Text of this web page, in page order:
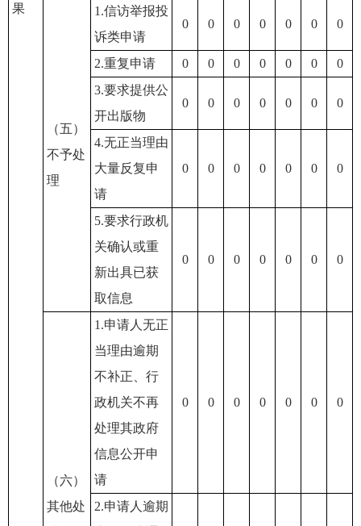
果
（五）
不予处
理
1.信访举报投
诉类申请
0 0 0 0 0 0 0
2.重复申请 0 0 0 0 0 0
0
3.要求提供公
开出版物
0 0 0 0 0 0 0
4.无正当理由
大量反复申
请
0 0 0 0 0 0 0
5.要求行政机
关确认或重
新出具已获
取信息
0 0 0 0 0 0 0
（六）
其他处
1.申请人无正
当理由逾期
不补正、行
政机关不再
处理其政府
信息公开申
请
0 0 0 0 0 0 0
2.申请人逾期